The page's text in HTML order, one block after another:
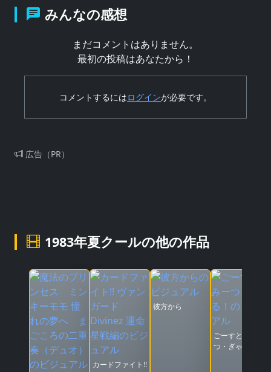
みんなの感想
まだコメントはありません。
最初の投稿はあなたから！
コメントするにはログインが必要です。
広告（PR）
1983年夏クールの他の作品
カードファイト!!
彼方から
ごーすと・みー
つ・ぎゃる！